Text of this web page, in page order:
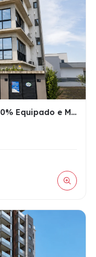
Apartamento Suite + 2 100% Equipado e Mobiliado no Jardim Eu…